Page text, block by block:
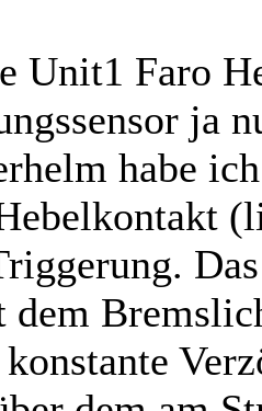
Unit1 Faro
ja
habe